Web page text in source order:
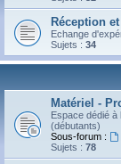
Réception
Echange
Sujets : 34
Matériel -
Espace dédié
(débutants)
Sous-forum :
Sujets : 78